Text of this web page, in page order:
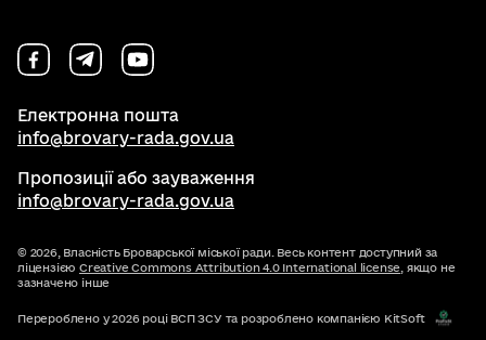
Електронна пошта
info@brovary-rada.gov.ua
Пропозиції або зауваження
info@brovary-rada.gov.ua
© 2026, Власність Броварської міської ради. Весь контент доступний за
ліцензією Creative Commons Attribution 4.0 International license , якщо не
зазначено інше
Перероблено у 2026 році ВСП ЗСУ та розроблено компанією KitSoft